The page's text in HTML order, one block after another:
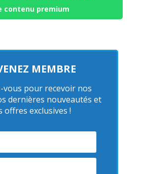
contenu premium
MEMBRE
vous pour recevoir nos
dernières nouveautés et
offres exclusives !